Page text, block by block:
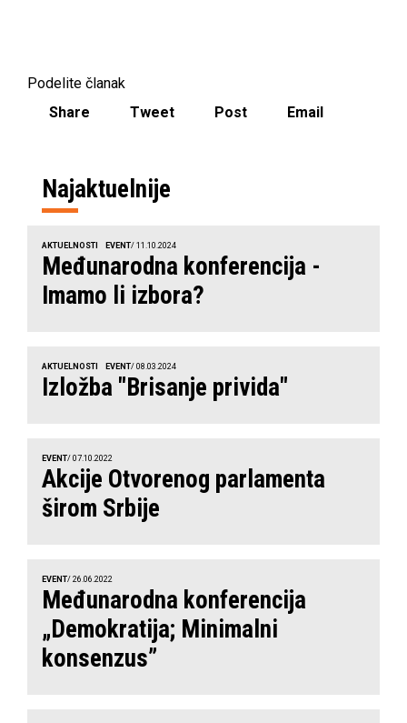
Podelite članak
Share
Tweet Post Email
Najaktuelnije
AKTUELNOSTI EVENT/ 11.10.2024
Međunarodna konferencija -
Imamo li izbora?
AKTUELNOSTI EVENT/ 08.03.2024
Izložba "Brisanje privida"
EVENT/ 07.10.2022
Akcije Otvorenog parlamenta
širom Srbije
EVENT/ 26.06.2022
Međunarodna konferencija
„Demokratija; Minimalni
konsenzus”